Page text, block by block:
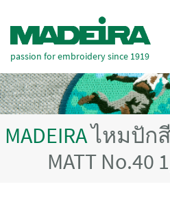
passion for embroidery since 1919
MADEIRAไหมปักสี
MATT No.40